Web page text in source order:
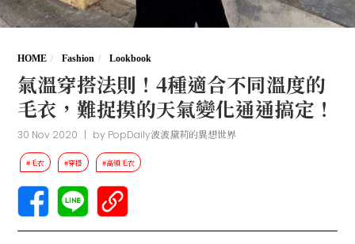
HOME Fashion Lookbook
氣溫穿搭法則！4種適合不同溫度的
毛衣，難捉摸的天氣變化通通搞定！
30 Nov 2020 | by PopDaily波波黛莉的異想世界
#毛衣 #穿搭 #高領毛衣